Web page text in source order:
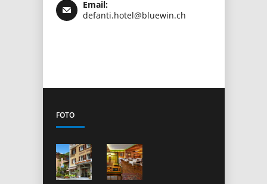
Email:
defanti.hotel@bluewin.ch
FOTO